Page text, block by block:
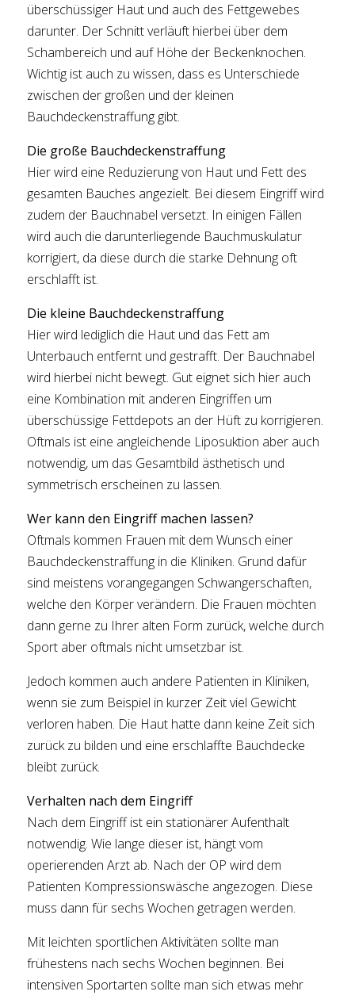
überschüssiger Haut und auch des Fettgewebes
darunter. Der Schnitt verläuft hierbei über dem
Schambereich und auf Höhe der Beckenknochen.
Wichtig ist auch zu wissen, dass es Unterschiede
zwischen der großen und der kleinen
Bauchdeckenstraffung gibt.
Die große Bauchdeckenstraffung
Hier wird eine Reduzierung von Haut und Fett des
gesamten Bauches angezielt. Bei diesem Eingriff wird
zudem der Bauchnabel versetzt. In einigen Fällen
wird auch die darunterliegende Bauchmuskulatur
korrigiert, da diese durch die starke Dehnung oft
erschlafft ist.
Die kleine Bauchdeckenstraffung
Hier wird lediglich die Haut und das Fett am
Unterbauch entfernt und gestrafft. Der Bauchnabel
wird hierbei nicht bewegt. Gut eignet sich hier auch
eine Kombination mit anderen Eingriffen um
überschüssige Fettdepots an der Hüft zu korrigieren.
Oftmals ist eine angleichende Liposuktion aber auch
notwendig, um das Gesamtbild ästhetisch und
symmetrisch erscheinen zu lassen.
Wer kann den Eingriff machen lassen?
Oftmals kommen Frauen mit dem Wunsch einer
Bauchdeckenstraffung in die Kliniken. Grund dafür
sind meistens vorangegangen Schwangerschaften,
welche den Körper verändern. Die Frauen möchten
dann gerne zu Ihrer alten Form zurück, welche durch
Sport aber oftmals nicht umsetzbar ist.
Jedoch kommen auch andere Patienten in Kliniken,
wenn sie zum Beispiel in kurzer Zeit viel Gewicht
verloren haben. Die Haut hatte dann keine Zeit sich
zurück zu bilden und eine erschlaffte Bauchdecke
bleibt zurück.
Verhalten nach dem Eingriff
Nach dem Eingriff ist ein stationärer Aufenthalt
notwendig. Wie lange dieser ist, hängt vom
operierenden Arzt ab. Nach der OP wird dem
Patienten Kompressionswäsche angezogen. Diese
muss dann für sechs Wochen getragen werden.
Mit leichten sportlichen Aktivitäten sollte man
frühestens nach sechs Wochen beginnen. Bei
intensiven Sportarten sollte man sich etwas mehr